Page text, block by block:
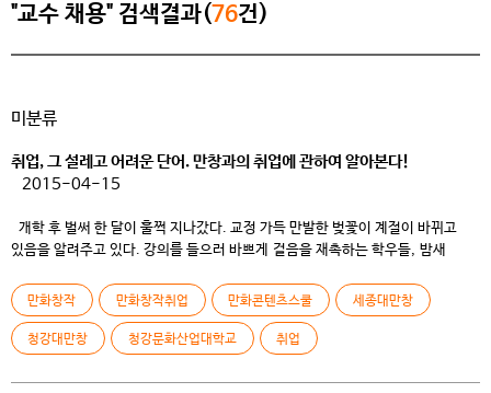
"교수 채용" 검색결과(76건)
미분류
취업, 그 설레고 어려운 단어. 만창과의 취업에 관하여 알아본다!
2015-04-15
개학 후 벌써 한 달이 훌쩍 지나갔다. 교정 가득 만발한 벚꽃이 계절이 바뀌고
있음을 알려주고 있다. 강의를 들으러 바쁘게 걸음을 재촉하는 학우들, 밤새
과제를 하며 졸업을 준비하는 3학년 학생들은 특히 더 마음이 조급할 지
모른다 취업이라는 그림자가 바짝 따라 붙었기 때문이다. 특히 올해는 졸업 작품
전시회가 작년에 비해 […]
만화창작 만화창작취업 만화콘텐츠스쿨 세종대만창
청강대만창 청강문화산업대학교 취업